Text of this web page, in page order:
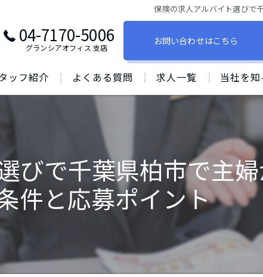
保険の求人アルバイト選びで
04-7170-5006
グランシアオフィス ⽀店
お問い合わせはこちら
ッフ紹介 よくある質問 求人一覧 当社を知
飛び込み
産休育休
未経験
ノルマなし
びで千葉県柏市で主
件と応募ポイント